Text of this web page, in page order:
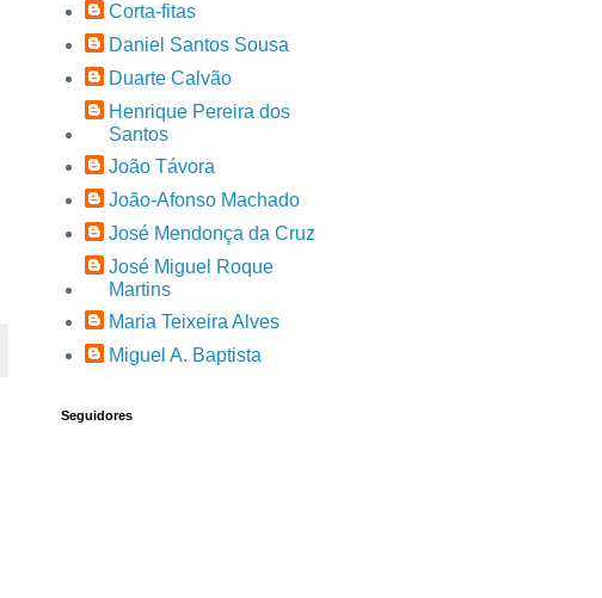
Corta-fitas
Daniel Santos Sousa
Duarte Calvão
Henrique Pereira dos
Santos
João Távora
João-Afonso Machado
José Mendonça da Cruz
José Miguel Roque
Martins
Maria Teixeira Alves
Miguel A. Baptista
Seguidores